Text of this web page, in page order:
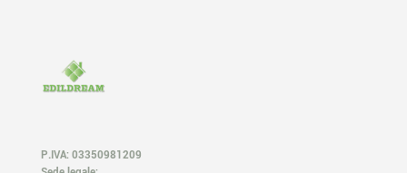
P.IVA: 03350981209